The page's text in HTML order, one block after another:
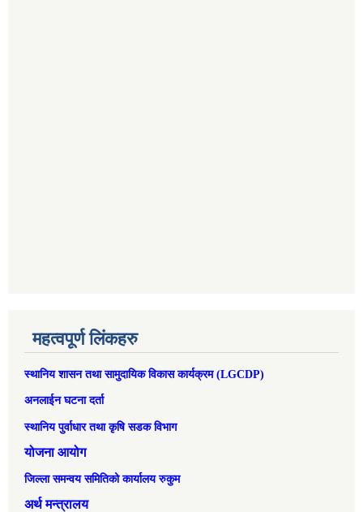
महत्वपूर्ण लिंकहरु
स्थानिय शासन तथा सामुदायिक विकास कार्यक्रम (LGCDP)
अनलाईन घटना दर्ता
स्थानिय पुर्वाधार तथा कृषि सडक विभाग
योजना आयोग
जिल्ला समन्वय समितिको कार्यालय रुकुम
अर्थ मन्त्रालय